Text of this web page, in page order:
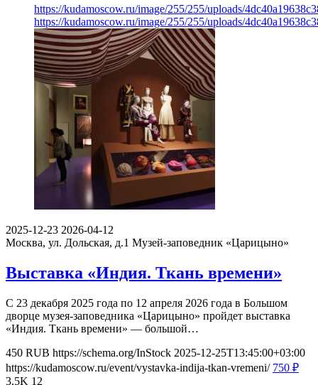
https://kudamoscow.ru/image/255/255/uploads/
https://kudamoscow.ru/image/255/255/uploads/
2025-12-23 2026-04-12
Москва, ул. Дольская, д.1 Музей-заповедник «Царицыно»
Выставка «Индия. Ткань времени»
С 23 декабря 2025 года по 12 апреля 2026 года в Большом
дворце музея-заповедника «Царицыно» пройдет выставка
«Индия. Ткань времени» — большой…
450 RUB https://schema.org/InStock 2025-12-25T13:45:00+03:00
https://kudamoscow.ru/event/vystavka-indija-tkan-vremeni/ 750 ₽
3.5K 12